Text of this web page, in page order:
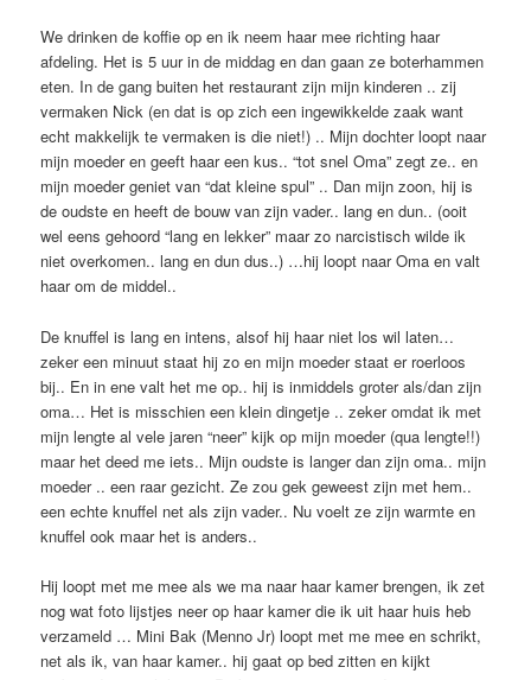
We drinken de koffie op en ik neem haar mee richting haar
afdeling. Het is 5 uur in de middag en dan gaan ze boterhammen
eten. In de gang buiten het restaurant zijn mijn kinderen .. zij
vermaken Nick (en dat is op zich een ingewikkelde zaak want
echt makkelijk te vermaken is die niet!) .. Mijn dochter loopt naar
mijn moeder en geeft haar een kus.. “tot snel Oma” zegt ze.. en
mijn moeder geniet van “dat kleine spul” .. Dan mijn zoon, hij is
de oudste en heeft de bouw van zijn vader.. lang en dun.. (ooit
wel eens gehoord “lang en lekker” maar zo narcistisch wilde ik
niet overkomen.. lang en dun dus..) …hij loopt naar Oma en valt
haar om de middel..
De knuffel is lang en intens, alsof hij haar niet los wil laten…
zeker een minuut staat hij zo en mijn moeder staat er roerloos
bij.. En in ene valt het me op.. hij is inmiddels groter als/dan zijn
oma… Het is misschien een klein dingetje .. zeker omdat ik met
mijn lengte al vele jaren “neer” kijk op mijn moeder (qua lengte!!)
maar het deed me iets.. Mijn oudste is langer dan zijn oma.. mijn
moeder .. een raar gezicht. Ze zou gek geweest zijn met hem..
een echte knuffel net als zijn vader.. Nu voelt ze zijn warmte en
knuffel ook maar het is anders..
Hij loopt met me mee als we ma naar haar kamer brengen, ik zet
nog wat foto lijstjes neer op haar kamer die ik uit haar huis heb
verzameld … Mini Bak (Menno Jr) loopt met me mee en schrikt,
net als ik, van haar kamer.. hij gaat op bed zitten en kijkt